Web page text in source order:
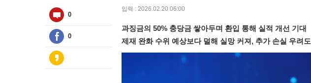
0
0
입력 : 2026.02.20 06:00
과징금의 50% 충당금 쌓아두며 환입 통해 실적 개선 기대
제재 완화 수위 예상보다 덜해 실망 커져, 추가 손실 우려도